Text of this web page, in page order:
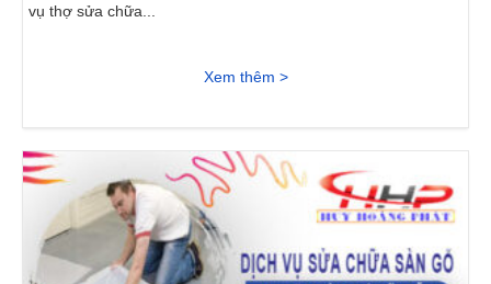
vụ thợ sửa chữa...
Xem thêm >